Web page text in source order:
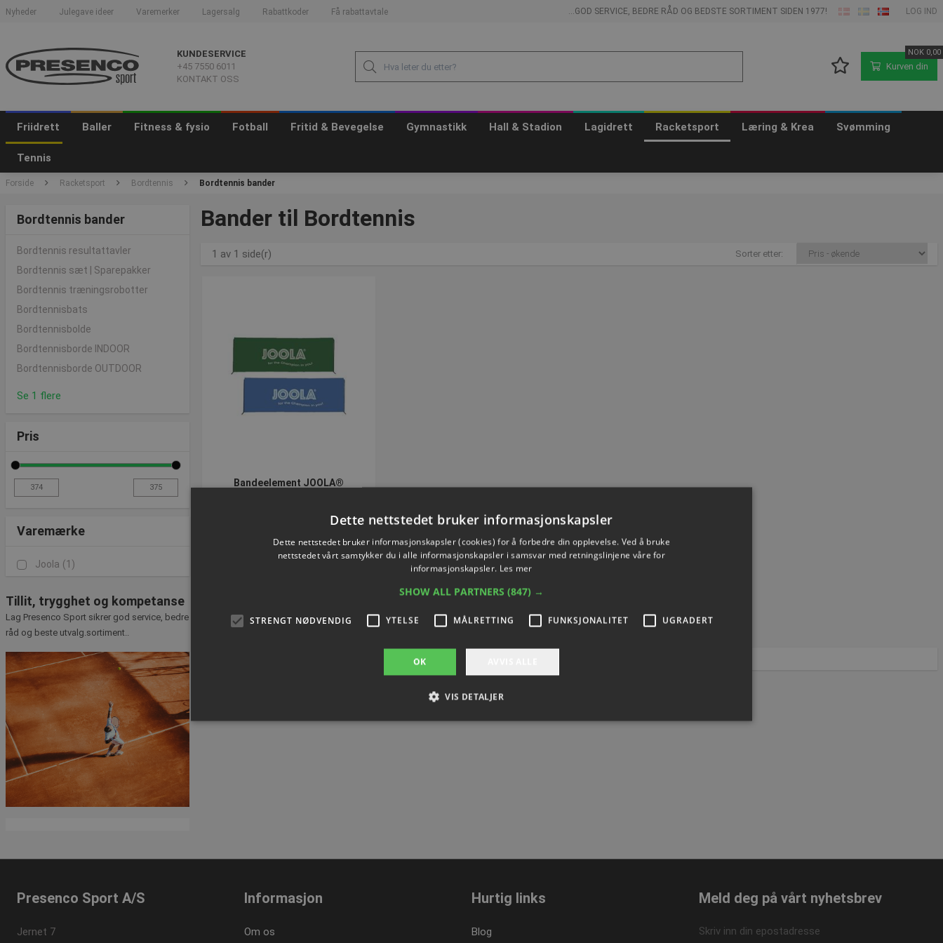
Nyheder Julegave ideer Varemerker Lagersalg Rabattkoder Få rabattavtale ...GOD SERVICE, BEDRE RÅD OG BEDSTE SORTIMENT SIDEN 1977! LOG IND
KUNDESERVICE
+45 7550 6011
KONTAKT OSS
Kurven din
NOK0,00
Friidrett Baller Fitness & fysio Fotball Fritid & Bevegelse Gymnastikk Hall & Stadion Lagidrett Racketsport Læring & Krea Svømming
Tennis
Forside Racketsport Bordtennis Bordtennis bander
Bordtennis bander
Bordtennis resultattavler
Bordtennis sæt | Sparepakker
Bordtennis træningsrobotter
Bordtennisbats
Bordtennisbolde
Bordtennisborde INDOOR
Bordtennisborde OUTDOOR
Se 1 flere
Pris
Varemærke
Joola (1)
Tillit, trygghet og kompetanse
Lag Presenco Sport sikrer god service, bedre
råd og beste utvalg.sortiment..
Bander til Bordtennis
1 av 1 side(r) Sorter etter:
Bandeelement JOOLA®
Fra NOK 374,71
Presenco Sport A/S
Jernet 7
Informasjon
Om os
Hurtig links
Blog
Meld deg på vårt nyhetsbrev
Skriv inn din epostadresse
Dette nettstedet bruker informasjonskapsler
Dette nettstedet bruker informasjonskapsler (cookies) for å forbedre din opplevelse. Ved å bruke
nettstedet vårt samtykker du i alle informasjonskapsler i samsvar med retningslinjene våre for
informasjonskapsler. Les mer
SHOW ALL PARTNERS (847) →
STRENGT NØDVENDIG YTELSE MÅLRETTING FUNKSJONALITET UGRADERT
OK
VIS DETALJER
client%2Fsession%2Fa292c4df-
2 dager
tjenesten for å huske innstillingene for besøkendes
informasjonskapsel. Det er nødvendig at Cookie-Script.com
contextValues